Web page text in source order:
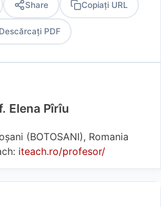
Share Copiați URL
Descărcați PDF
Elena Pîrîu
(BOTOSANI), Romania
iteach.ro/profesor/